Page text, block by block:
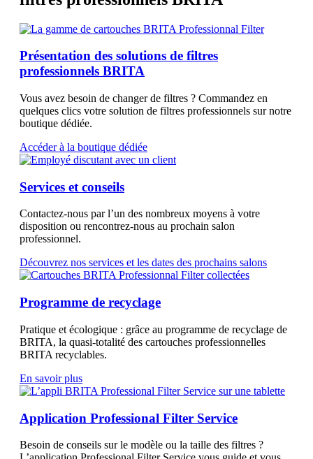
Présentation des solutions de filtres
professionnels BRITA
Vous avez besoin de changer de filtres ? Commandez en
quelques clics votre solution de filtres professionnels sur notre
boutique dédiée.
Accéder à la boutique dédiée
Services et conseils
Contactez-nous par l’un des nombreux moyens à votre
disposition ou rencontrez-nous au prochain salon
professionnel.
Découvrez nos services et les dates des prochains salons
Programme de recyclage
Pratique et écologique : grâce au programme de recyclage de
BRITA, la quasi-totalité des cartouches professionnelles
BRITA recyclables.
En savoir plus
Application Professional Filter Service
Besoin de conseils sur le modèle ou la taille des filtres ?